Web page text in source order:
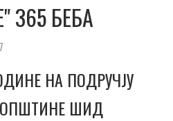
365 БЕ­БА
НА ПОД­РУЧ­ЈУ
ШИД